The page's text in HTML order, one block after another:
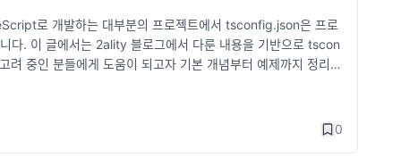
자 모두에게 중요합니다. 프론트엔드 개발자: 개인 블로그나 G
개선 사례같은 게 있으면 좋음. 풀스택 개발자: 실제 운영되는
기업들의 채용 과정에서 포트폴리오와 코드 리뷰가 중요한 평
술 면접과 코딩 테스트를 진행합니다. 코딩 테스트를 보는 곳
문제 및 DB 설계 연습하기 JavaScript, Python, Java 등 사용
하기 CS 기본 지식 복습 (운영체제, 네트워크, 디자인 패턴 등)
로 개발하는 대부분의 프로젝트에서 tsconfig.json은 프로
다. 이 글에서는 2ality 블로그에서 다룬 내용을 기반으로 tscon
중인 분들에게 도움이 되고자 기본 개념부터 예제까지 정리해
생성할지를 결정할 수 있어요. 기본 구조 다음은 간단한 tsconfi
"strict": true, "outDir": "./dist" }, "include": ["src/**/*"], 0